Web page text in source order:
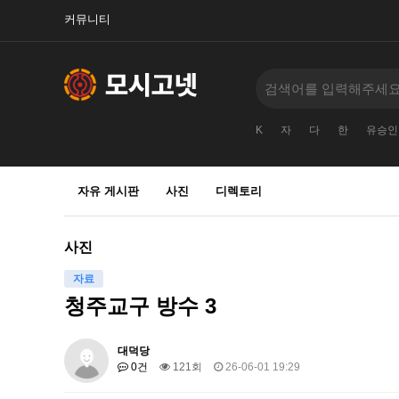
커뮤니티
K 자 다 한 유승인
자유 게시판 사진 디렉토리
사진
자료
청주교구 방수 3
대덕당
0건
121회 26-06-01 19:29